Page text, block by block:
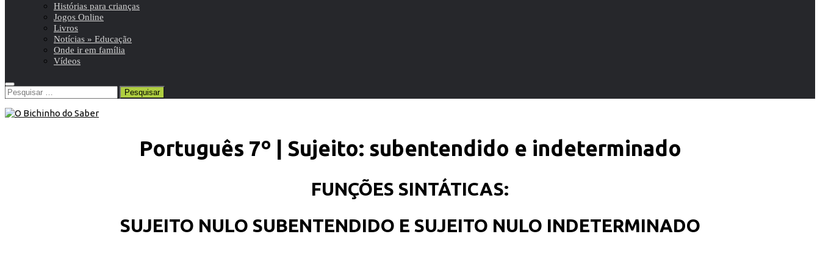
Histórias para crianças
Jogos Online
Livros
Notícias » Educação
Onde ir em família
Vídeos
Pesquisar
por:
Português 7º | Sujeito: subentendido e indeterminado
FUNÇÕES SINTÁTICAS:
SUJEITO NULO SUBENTENDIDO E SUJEITO NULO INDETERMINADO